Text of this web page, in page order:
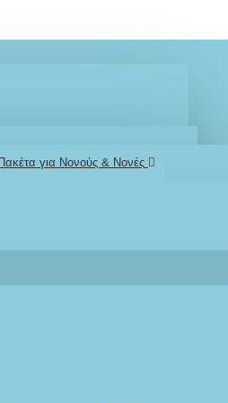
για Νονούς & Νονές